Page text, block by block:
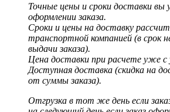
Точные цены и сроки доставки вы
оформлении заказа.
Сроки и цены на доставку
транспортной компанией (в срок
выдачи заказа).
Цена доставки при расчете уже с
Доступная доставка (скидка на
от суммы заказа).
Отгрузка в тот же день если